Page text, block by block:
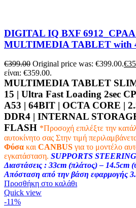
DIGITAL IQ BXF
MULTIMEDIA TABLET with
€399.00 Original price was: €399.00.€
είναι: €359.00.
MULTIMEDIA TABLET
15 | Ultra Fast Loading 2sec
A53 | 64BIT | OCTA CORE |
DDR4 | INTERNAL
FLASH *Προσοχή επιλέξτε την
αυτοκίνητο σας Στην τιμή
Φύσα και CANBUS για το μοντέλο
εγκατάσταση. SUPPORTS
Διαστάσεις : 33cm (πλάτος) – 14.5cm
Απόσταση από την βάση εφαρμογής
Προσθήκη στο καλάθι
Quick view
-11%